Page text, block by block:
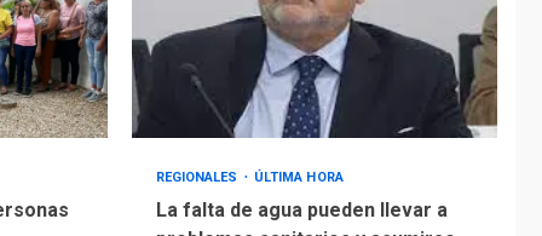
REGIONALES ÚLTIMA HORA
La falta de agua pueden llevar a